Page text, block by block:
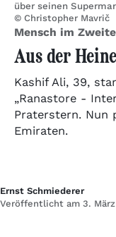
über seinen
© Christopher Mavrič
Mensch im
Aus der
Kashif Ali, 39,
„Ranastore -
Praterstern. Nun
Emiraten.
Ernst Schmiederer
Veröffentlicht am 3.